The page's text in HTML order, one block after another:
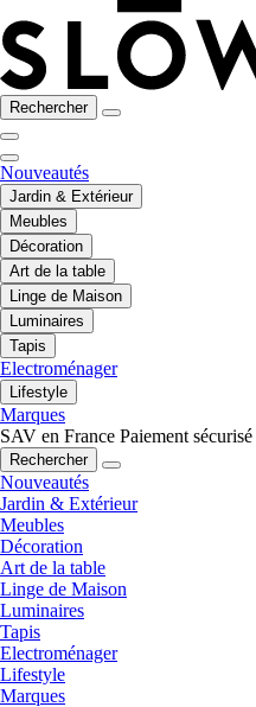
Rechercher
Nouveautés
Jardin & Extérieur
Meubles
Décoration
Art de la table
Linge de Maison
Luminaires
Tapis
Electroménager
Lifestyle
Marques
SAV en France Paiement sécurisé
Rechercher
Nouveautés
Jardin & Extérieur
Meubles
Décoration
Art de la table
Linge de Maison
Luminaires
Tapis
Electroménager
Lifestyle
Marques